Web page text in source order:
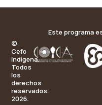
©
Cefo
Indígena.
Todos
los
derechos
reservados.
2026.
Este programa